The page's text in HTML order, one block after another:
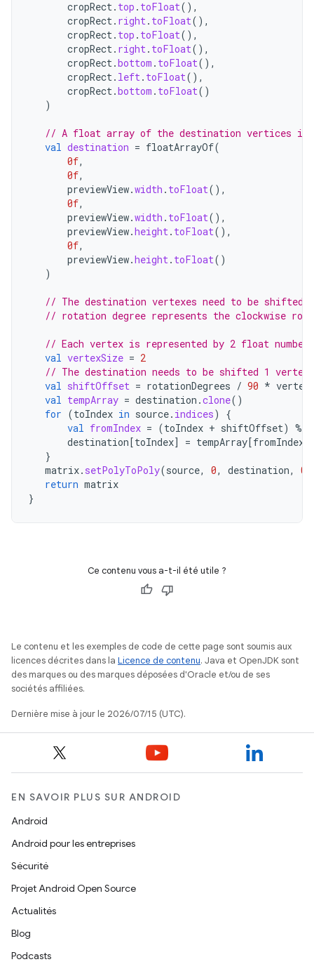
cropRect. top . toFloat(),
cropRect. right. toFloat(),
cropRect. top . toFloat(),
cropRect. right. toFloat(),
cropRect.bottom . toFloat(),
cropRect. left. toFloat(),
cropRect.bottom . toFloat()
)
// A float array of the destination vertices in
val destination = floatArrayOf(
0f,
0f,
previewView.width . toFloat(),
0f,
previewView.width . toFloat(),
previewView.height. toFloat(),
0f,
previewView.height. toFloat()
)
// The destination vertexes need to be shifted
// rotation degree represents the clockwise
// Each vertex is represented by 2 float
val vertexSize = 2
// The destination needs to be shifted 1
val shiftOffset = rotationDegrees / 90 *
val tempArray = destination .clone()
for (toIndex in source. indices)
{
val fromIndex = (toIndex + shiftOffset) %
destination[toIndex] = tempArray[fromIndex
}
matrix. setPolyToPoly(source, 0, destination, 0
return matrix
}
Ce contenu vous a-t-il été utile ?
Le contenu et les exemples de code de cette page sont soumis aux
licences décrites dans la Licence de contenu. Java et OpenJDK sont
des marques ou des marques déposées d'Oracle et/ou de ses
sociétés affiliées.
Dernière mise à jour le 2026/07/15 (UTC).
EN SAVOIR PLUS SUR ANDROID
Android
Android pour les entreprises
Sécurité
Projet Android Open Source
Actualités
Blog
Podcasts